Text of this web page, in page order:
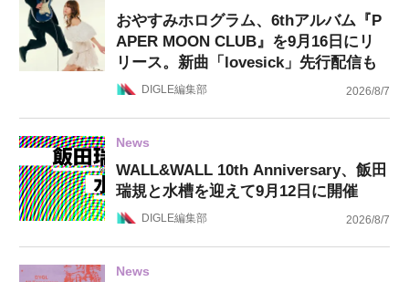
おやすみホログラム、6thアルバム『P
APER MOON CLUB』を9月16日にリ
リース。新曲「lovesick」先行配信も
DIGLE編集部 2026/8/7
News
WALL&WALL 10th Anniversary、飯田
瑞規と水槽を迎えて9月12日に開催
DIGLE編集部 2026/8/7
News